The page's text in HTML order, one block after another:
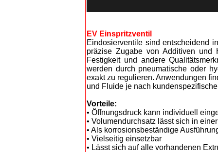
EV Einspritzventil
Eindosierventile sind entscheidend
präzise Zugabe von Additiven und
Festigkeit und andere
werden durch pneumatische oder
exakt zu regulieren. Anwendungen
und Fluide je nach
Vorteile:
• Öffnungsdruck kann individuell
• Volumendurchsatz lässt sich in
• Als korrosionsbeständige
• Vielseitig einsetzbar
• Lässt sich auf alle vorhandenen